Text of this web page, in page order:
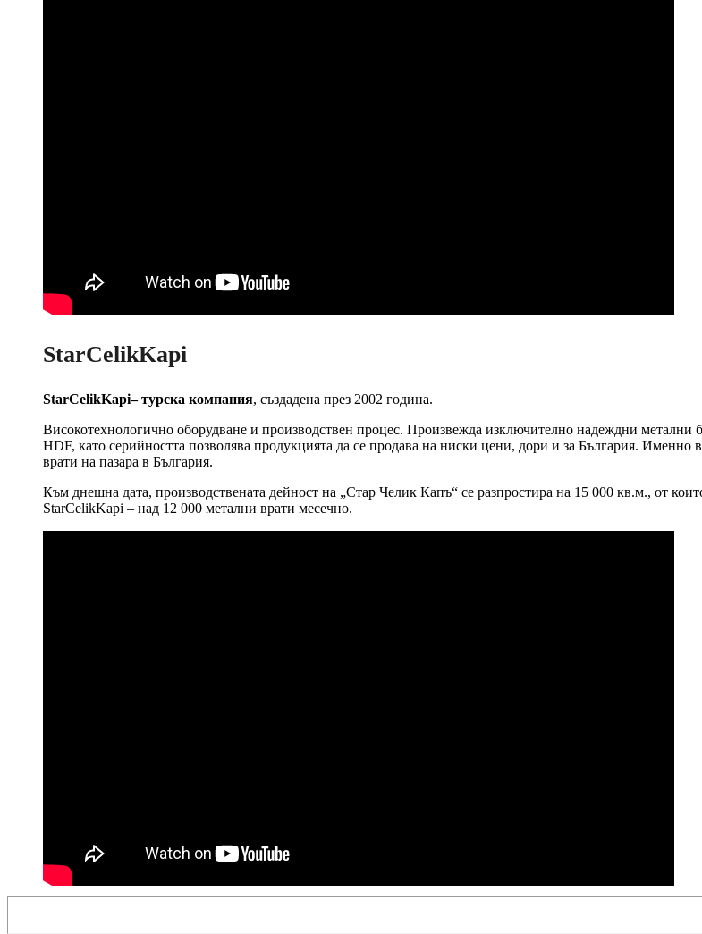
StarCelikKapi
StarCelikKapi– турска компания, създадена през 2002 година.
Високотехнологично оборудване и производствен процес. Произвежда изключително надеждни
HDF, като серийността позволява продукцията да се продава на ниски цени, дори и за България. Именно
врати на пазара в България.
Към днешна дата, производствената дейност на „Стар Челик Капъ“ се разпростира на 15 000 кв.м., от
StarCelikKapi – над 12 000 метални врати месечно.